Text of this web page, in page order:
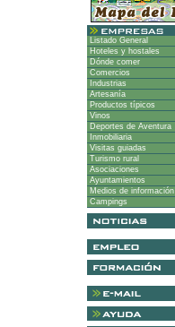
Listado General
Hoteles y hostales
Dónde comer
Comercios
Industrias
Artesanía
Productos típicos
Vinos
Deportes de Aventura
Inmobiliaria
Visitas guiadas
Turismo rural
Asociaciones
Ayuntamientos
Medios de información
Campings